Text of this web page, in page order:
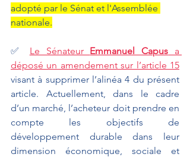
adopté par le Sénat et l'Assemblée
nationale.
✅ Le Sénateur Emmanuel Capus a
déposé un amendement sur l’article 15
visant à supprimer l’alinéa 4 du présent
article. Actuellement, dans le cadre
d’un marché, l’acheteur doit prendre en
compte les objectifs de
développement durable dans leur
dimension économique, sociale et